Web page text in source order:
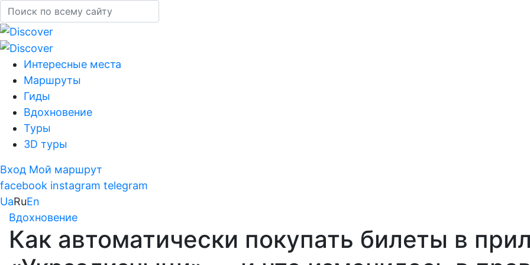
Интересные места
Маршруты
Гиды
Вдохновение
Туры
3D туры
Вход Мой маршрут
facebook instagram telegram
UaRuEn
Вдохновение
Как автоматически покупать билеты в